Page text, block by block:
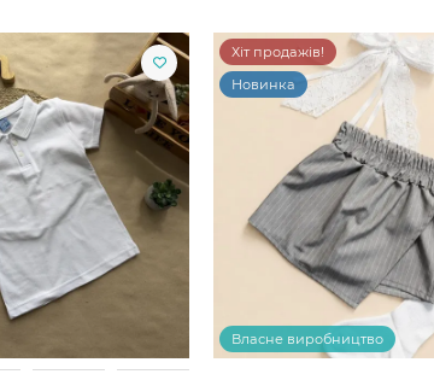
Хіт продажів!
Новинка
Власне виробництво